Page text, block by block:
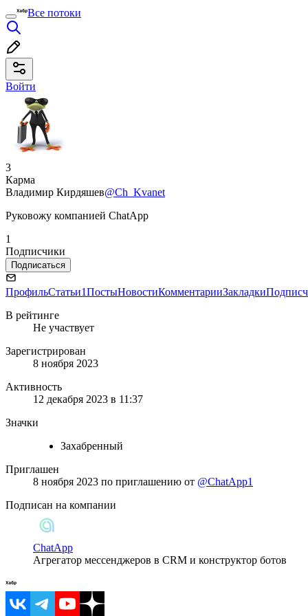
Все потоки
Войти
3
Карма
Владимир Кирдяшев@Ch_Kvanet
Руковожу компанией ChatApp
1
Подписчики
Подписаться
ПрофильСтатьи1ПостыНовостиКомментарииЗакладки
В рейтинге
Не участвует
Зарегистрирован
8 ноября 2023
Активность
12 декабря 2023 в 11:37
Значки
Захабренный
Приглашен
8 ноября 2023 по приглашению от @ChatApp1
Подписан на компании
ChatApp
Агрегатор мессенджеров в CRM и конструктор ботов